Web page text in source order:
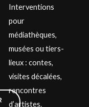
Interventions
pour
médiathèques,
musées ou tiers-
lieux : contes,
visites décalées,
rencontres
d’artistes.